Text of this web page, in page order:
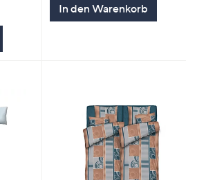
In den Warenkorb